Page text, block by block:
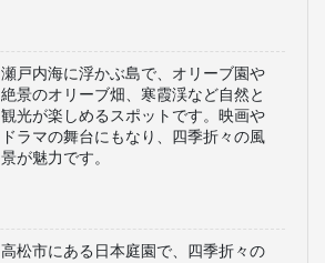
瀬戸内海に浮かぶ島で、オリーブ園や
絶景のオリーブ畑、寒霞渓など自然と
観光が楽しめるスポットです。映画や
ドラマの舞台にもなり、四季折々の風
景が魅力です。
高松市にある日本庭園で、四季折々の